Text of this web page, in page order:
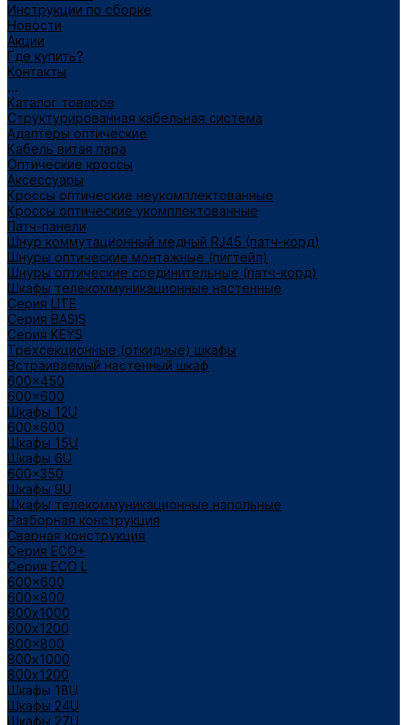
Инструкции по сборке
Новости
Акции
Где купить?
Контакты
...
Каталог товаров
Структурированная кабельная система
Адаптеры оптические
Кабель витая пара
Оптические кроссы
Аксессуары
Кроссы оптические неукомплектованные
Кроссы оптические укомплектованные
Патч-панели
Шнур коммутационный медный RJ45 (патч-корд)
Шнуры оптические монтажные (пигтейл)
Шнуры оптические соединительные (патч-корд)
Шкафы телекоммуникационные настенные
Cерия LITE
Cерия BASIS
Cерия KEYS
Трехсекционные (откидные) шкафы
Встраиваемый настенный шкаф
600x450
600x600
Шкафы 12U
600x600
Шкафы 15U
Шкафы 6U
600x350
Шкафы 9U
Шкафы телекоммуникационные напольные
Разборная конструкция
Сварная конструкция
Серия ECO+
Серия ECO L
600x600
600x800
600х1000
600х1200
800x800
800х1000
800х1200
Шкафы 18U
Шкафы 24U
Шкафы 27U